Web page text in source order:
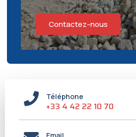
Contactez-nous
Téléphone
+33 4 42 22 10 70